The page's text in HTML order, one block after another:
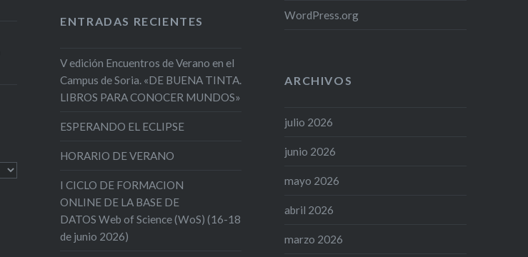
WordPress.org
ENTRADAS RECIENTES
V edición Encuentros de Verano en el
Campus de Soria. «DE BUENA TINTA.
LIBROS PARA CONOCER MUNDOS»
ESPERANDO EL ECLIPSE
HORARIO DE VERANO
I CICLO DE FORMACION
ONLINE DE LA BASE DE
DATOS Web of Science (WoS) (16-18
de junio 2026)
ARCHIVOS
julio 2026
junio 2026
mayo 2026
abril 2026
marzo 2026